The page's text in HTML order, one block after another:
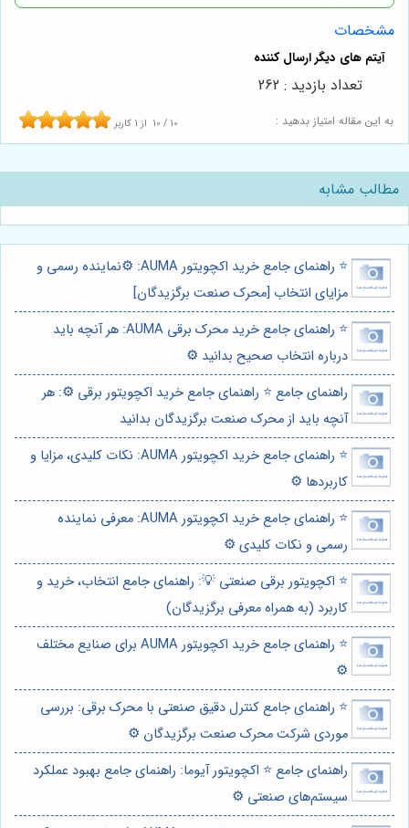
مشخصات
به این مقاله امتیاز بدهید : 10 / 10 از 1 کاربر
تعداد بازدید : 262
مطالب مشابه
⭐️ راهنمای جامع خرید اکچویتور AUMA: ⚙️نماینده رسمی و
مزایای انتخاب [محرک صنعت برگزیدگان]
⭐️ راهنمای جامع خرید محرک برقی AUMA: هر آنچه باید
درباره انتخاب صحیح بدانید ⚙️
راهنمای جامع ⭐️ راهنمای جامع خرید اکچویتور برقی ⚙️: هر
آنچه باید از محرک صنعت برگزیدگان بدانید
⭐️ راهنمای جامع خرید اکچویتور AUMA: نکات کلیدی، مزایا و
کاربردها ⚙️
⭐️ راهنمای جامع خرید اکچویتور AUMA: معرفی نماینده
رسمی و نکات کلیدی ⚙️
⭐️ اکچویتور برقی صنعتی 💡: راهنمای جامع انتخاب، خرید و
کاربرد (به همراه معرفی برگزیدگان)
⭐️ راهنمای جامع خرید اکچویتور AUMA برای صنایع مختلف
⚙️
⭐️ راهنمای جامع کنترل دقیق صنعتی با محرک برقی: بررسی
موردی شرکت محرک صنعت برگزیدگان ⚙️
راهنمای جامع ⭐️ اکچویتور آیوما: راهنمای جامع بهبود عملکرد
سیستم‌های صنعتی ⚙️